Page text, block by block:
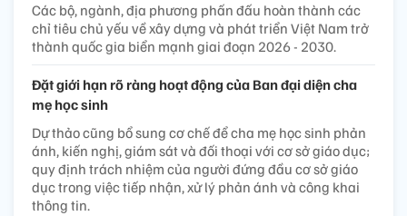
Các bộ, ngành, địa phương phấn đấu hoàn thành các
chỉ tiêu chủ yếu về xây dựng và phát triển Việt Nam trở
thành quốc gia biển mạnh giai đoạn 2026 - 2030.
Đặt giới hạn rõ ràng hoạt động của Ban đại diện cha
mẹ học sinh
Dự thảo cũng bổ sung cơ chế để cha mẹ học sinh phản
ánh, kiến nghị, giám sát và đối thoại với cơ sở giáo dục;
quy định trách nhiệm của người đứng đầu cơ sở giáo
dục trong việc tiếp nhận, xử lý phản ánh và công khai
thông tin.